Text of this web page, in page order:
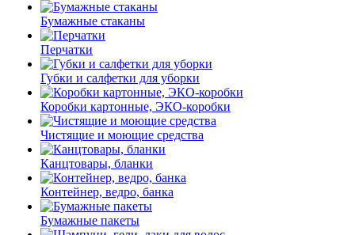
Бумажные стаканы
Перчатки
Губки и салфетки для уборки
Коробки картонные, ЭКО-коробки
Чистящие и моющие средства
Канцтовары, бланки
Контейнер, ведро, банка
Бумажные пакеты